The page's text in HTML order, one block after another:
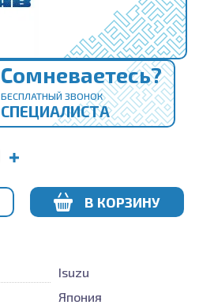
Сомневаетесь?
БЕСПЛАТНЫЙ ЗВОНОК
СПЕЦИАЛИСТА
В КОРЗИНУ
Isuzu
Япония